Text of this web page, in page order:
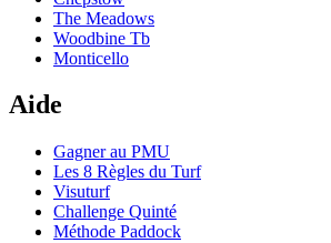
The Meadows
Woodbine Tb
Monticello
Aide
Gagner au PMU
Les 8 Règles du Turf
Visuturf
Challenge Quinté
Méthode Paddock